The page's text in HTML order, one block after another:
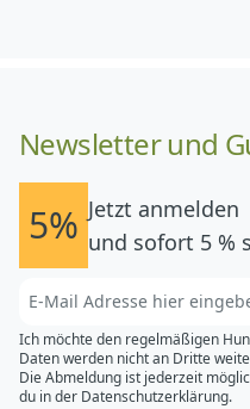
Newsletter und
5% Jetzt anmelden
und sofort 5 %
Ich möchte den regelmäßigen
Daten werden nicht an Dritte
Die Abmeldung ist jederzeit
du in der Datenschutzerklärung.